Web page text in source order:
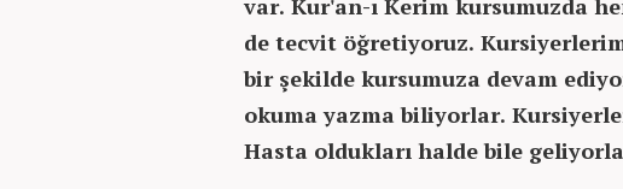
var. Kur'an-ı Kerim kursumuzda
de tecvit öğretiyoruz.
bir şekilde kursumuza devam
okuma yazma biliyorlar.
Hasta oldukları halde bile